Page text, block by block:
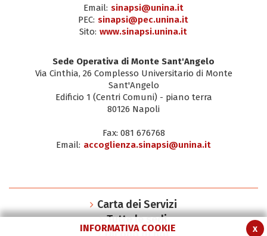
Email: sinapsi@unina.it
PEC: sinapsi@pec.unina.it
Sito: www.sinapsi.unina.it
Sede Operativa di Monte Sant'Angelo
Via Cinthia, 26 Complesso Universitario di Monte
Sant'Angelo
Edificio 1 (Centri Comuni) - piano terra
80126 Napoli
Fax: 081 676768
Email: accoglienza.sinapsi@unina.it
Carta dei Servizi
Tutte le sedi
x
INFORMATIVA COOKIE